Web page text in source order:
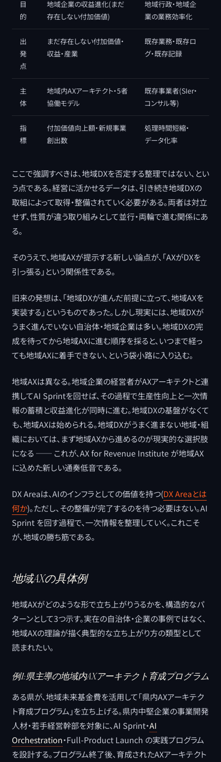
目
的
地域企業の収益進化(まだ
存在しない付加価値)
地域行政・地域企
業の業務効率化
出
発
点
まだ存在しない付加価値・
収益・産業
既存業務・既存ロ
グ・既存記録
主
体
地域内AXアーキテクト・5者
協働モデル
既存事業者(SIer・
コンサル等)
指
標
付加価値向上額・新規事業
創出数
処理時間短縮・
データ化率
ここで強調すべきは、地域DXを否定する整理ではない、とい
う点である。経営に活かせるデータは、引き続き地域DXの
取組によって取得・整備されていく必要がある。両者は対立
せず、性質が違う取り組みとして並行・両輪で進む関係にあ
る。
そのうえで、地域AXが提示する新しい論点が、「AXがDXを
引っ張る」という関係性である。
旧来の発想は、「地域DXが進んだ前提に立って、地域AXを
実装する」というものであった。しかし現実には、地域DXが
うまく進んでいない自治体・地域企業は多い。地域DXの完
成を待ってから地域AXに進む順序を採ると、いつまで経っ
ても地域AXに着手できない、という袋小路に入り込む。
地域AXは異なる。地域企業の経営者がAXアーキテクトと連
携してAI Sprintを回せば、その過程で生産性向上と一次情
報の蓄積と収益進化が同時に進む。地域DXの基盤がなくて
も、地域AXは始められる。地域DXがうまく進まない地域・組
織においては、まず地域AXから進めるのが現実的な選択肢
になる ── これが、AX for Revenue Institute が地域AX
に込めた新しい通奏低音である。
DX Areaは、AIのインフラとしての価値を持つ(DX Areaとは
何か)。ただし、その整備が完了するのを待つ必要はない。AI
Sprint を回す過程で、一次情報を整理していく。これこそ
が、地域の勝ち筋である。
地域AXの具体例
地域AXがどのような形で立ち上がりうるかを、構造的なパ
ターンとして3つ示す。実在の自治体・企業の事例ではなく、
地域AXの理論が描く典型的な立ち上がり方の類型として
読まれたい。
例1:県主導の地域内AXアーキテクト育成プログラム
ある県が、地域未来基金費を活用して「県内AXアーキテク
ト育成プログラム」を立ち上げる。県内中堅企業の事業開発
人材・若手経営幹部を対象に、AI Sprint・AI
Orchestration・Full-Product Launch の実践プログラム
を設計する。プログラム終了後、育成されたAXアーキテクト